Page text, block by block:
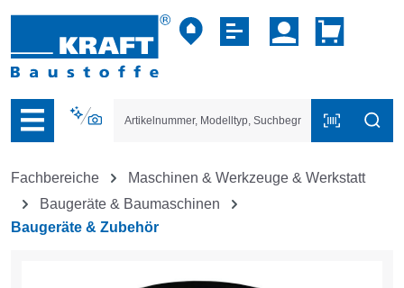
der B2B-Plattform springen
Fachbereiche
Maschinen & Werkzeuge & Werkstatt
Baugeräte & Baumaschinen
Baugeräte & Zubehör
Bildergalerie überspringen